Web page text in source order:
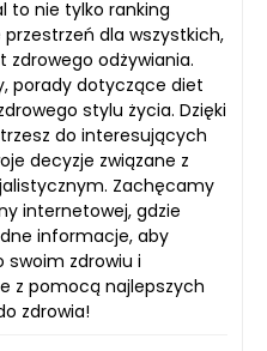
to nie tylko ranking
dla wszystkich,
zdrowego odżywiania.
porady dotyczące diet
stylu życia. Dzięki
do interesujących
decyzje związane z
Zachęcamy
internetowej, gdzie
informacje, aby
zdrowiu i
z pomocą najlepszych
zdrowia!